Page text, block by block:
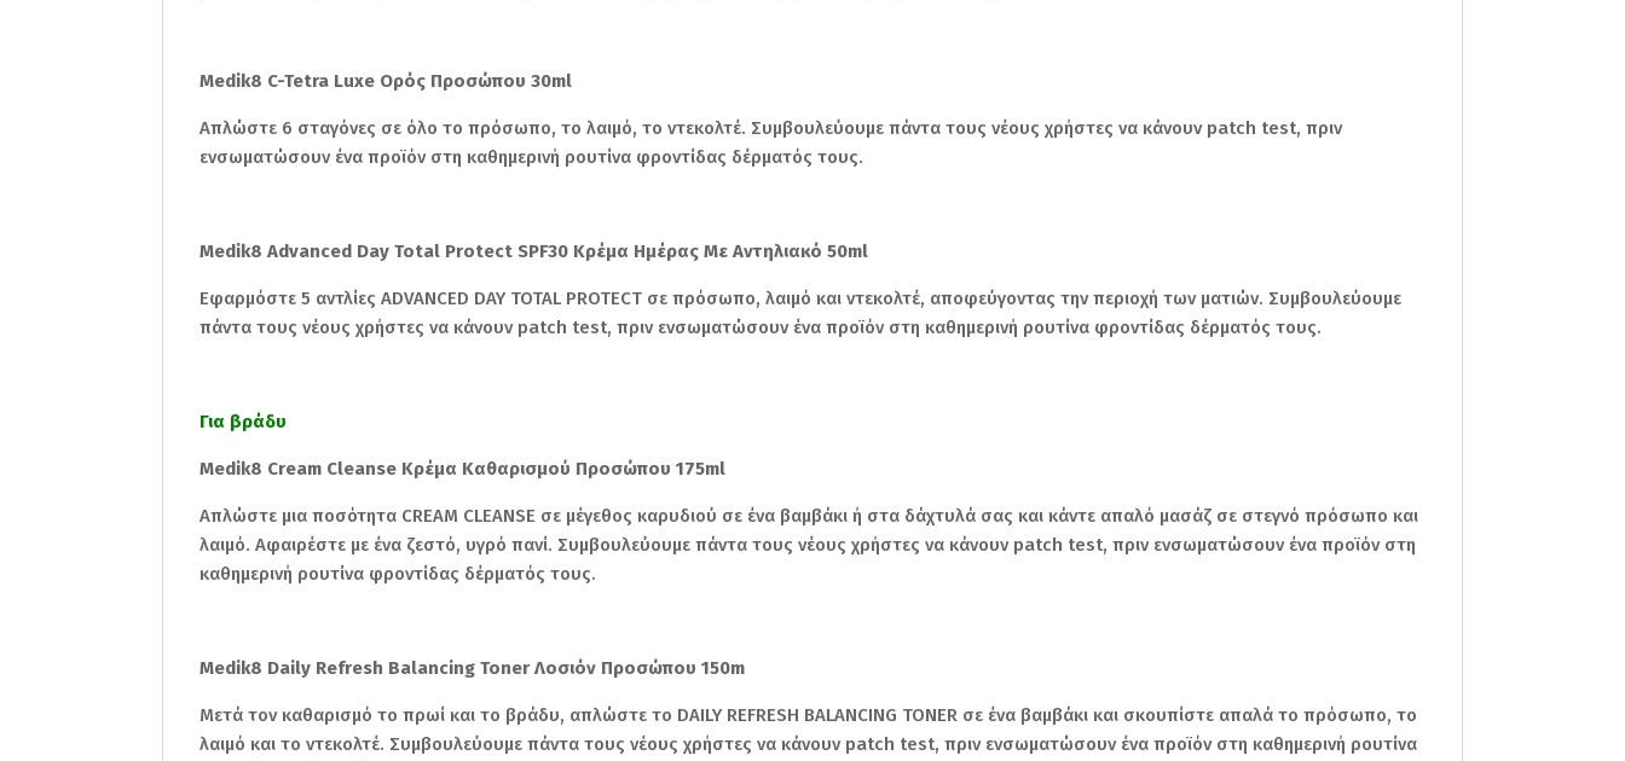
Medik8 C-Tetra Luxe Ορός Προσώπου 30ml
Απλώστε 6 σταγόνες σε όλο το πρόσωπο, το λαιμό, το ντεκολτέ. Συμβουλεύουμε πάντα τους νέους χρήστες να κάνουν patch test, πριν
ενσωματώσουν ένα προϊόν στη καθημερινή ρουτίνα φροντίδας δέρματός τους.
Medik8 Advanced Day Total Protect SPF30 Κρέμα Ημέρας Με Αντηλιακό 50ml
Εφαρμόστε 5 αντλίες ADVANCED DAY TOTAL PROTECT σε πρόσωπο, λαιμό και ντεκολτέ, αποφεύγοντας την περιοχή των ματιών. Συμβουλεύουμε
πάντα τους νέους χρήστες να κάνουν patch test, πριν ενσωματώσουν ένα προϊόν στη καθημερινή ρουτίνα φροντίδας δέρματός τους.
Για βράδυ
Medik8 Cream Cleanse Κρέμα Καθαρισμού Προσώπου 175ml
Απλώστε μια ποσότητα CREAM CLEANSE σε μέγεθος καρυδιού σε ένα βαμβάκι ή στα δάχτυλά σας και κάντε απαλό μασάζ σε στεγνό πρόσωπο και
λαιμό. Αφαιρέστε με ένα ζεστό, υγρό πανί. Συμβουλεύουμε πάντα τους νέους χρήστες να κάνουν patch test, πριν ενσωματώσουν ένα προϊόν στη
καθημερινή ρουτίνα φροντίδας δέρματός τους.
Medik8 Daily Refresh Balancing Toner Λοσιόν Προσώπου 150m
Μετά τον καθαρισμό το πρωί και το βράδυ, απλώστε το DAILY REFRESH BALANCING TONER σε ένα βαμβάκι και σκουπίστε απαλά το πρόσωπο, το
λαιμό και το ντεκολτέ. Συμβουλεύουμε πάντα τους νέους χρήστες να κάνουν patch test, πριν ενσωματώσουν ένα προϊόν στη καθημερινή ρουτίνα